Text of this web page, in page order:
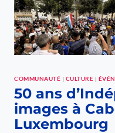
COMMUNAUTÉ | CULTURE |
50 ans
images à
Luxembourg